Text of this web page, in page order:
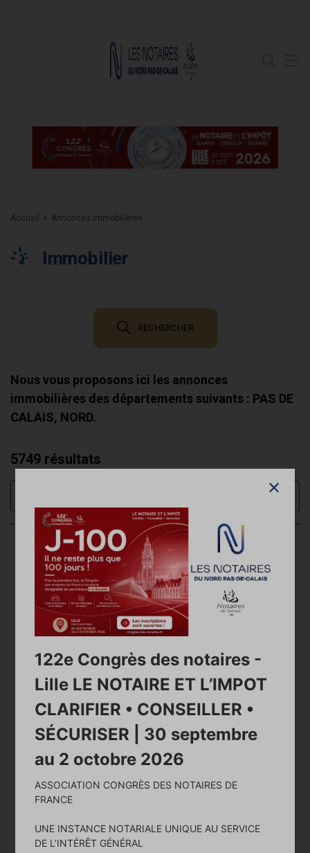
Accueil Annonces immobilières
Immobilier
RECHERCHER
Nous vous proposons ici les annonces
immobilières des départements suivants : PAS DE
CALAIS, NORD.
5749 résultats
26/02/2025
125000 €
Dont prix de vente : 120000 €
Charge acquéreur
122e Congrès des notaires -
Lille LE NOTAIRE ET L’IMPOT
CLARIFIER • CONSEILLER •
SÉCURISER | 30 septembre
au 2 octobre 2026
ASSOCIATION CONGRÈS DES NOTAIRES DE
FRANCE
UNE INSTANCE NOTARIALE UNIQUE AU SERVICE
DE L’INTÉRÊT GÉNÉRAL